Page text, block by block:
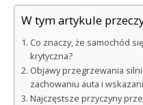
W tym artykule
Co znaczy, że samochód
krytyczna?
Objawy przegrzewania
zachowaniu auta i
Najczęstsze przyczyny